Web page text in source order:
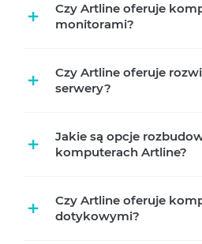
+
Czy Artline oferuje
monitorami?
+
Czy Artline oferuje
serwery?
+
Jakie są opcje
komputerach Artline?
+
Czy Artline oferuje
dotykowymi?